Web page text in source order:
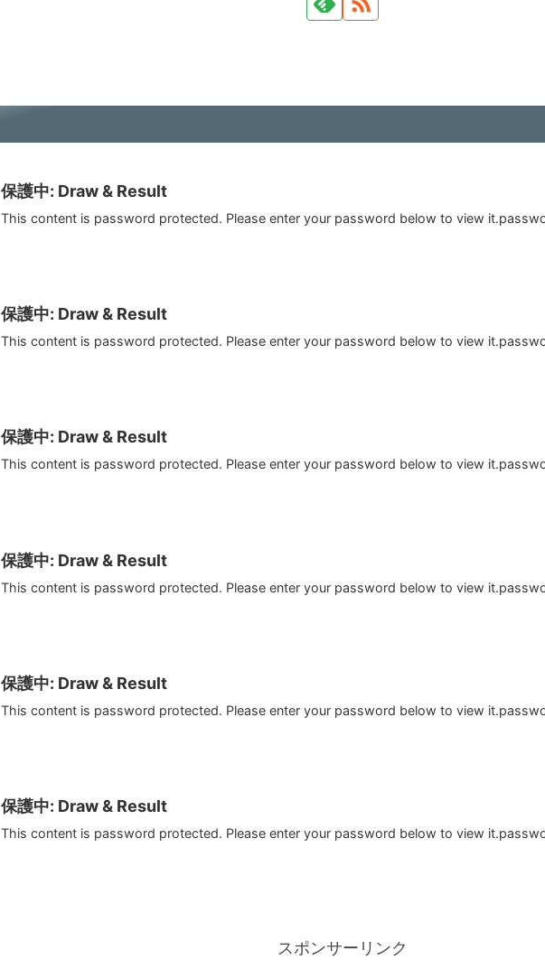
保護中: Draw & Result
This content is password protected. Please enter your password below to view
保護中: Draw & Result
This content is password protected. Please enter your password below to view
保護中: Draw & Result
This content is password protected. Please enter your password below to view
保護中: Draw & Result
This content is password protected. Please enter your password below to view
保護中: Draw & Result
This content is password protected. Please enter your password below to view
保護中: Draw & Result
This content is password protected. Please enter your password below to view
スポンサーリンク